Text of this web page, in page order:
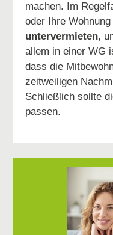
machen. Im
oder Ihre
untervermieten,
allem in einer WG
dass die
zeitweiligen
Schließlich sollte
passen.